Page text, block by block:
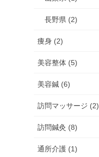
長野県 (2)
痩身 (2)
美容整体 (5)
美容鍼 (6)
訪問マッサージ (2)
訪問鍼灸 (8)
通所介護 (1)